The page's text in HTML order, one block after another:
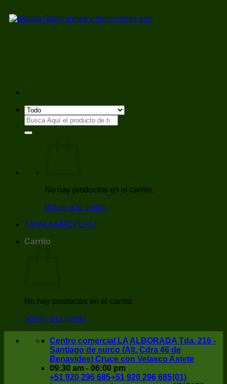
al
Buscar
por:
No hay productos en el carrito.
Volver a la tienda
IMPALAAIREPERU
Carrito
No hay productos en el carrito.
Volver a la tienda
Centro comercial LA ALBORADA Tda. 216 -
Santiago de surco (Alt. Cdra 46 de
Benavides) Cruce con Velasco Astete
09:30 am - 06:00 pm
+51 920 296 685+51 920 296 685(01)